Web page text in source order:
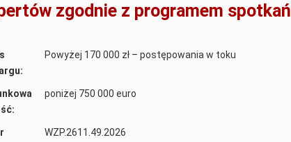
zgodnie z programem spotkań
Powyżej 170 000 zł – postępowania w toku
poniżej 750 000 euro
WZP.2611.49.2026